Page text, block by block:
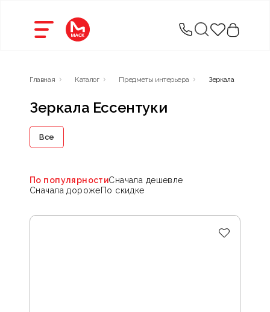
Главная Каталог Предметы интерьера Зеркала
Зеркала Ессентуки
Все
По популярностиСначала дешевле
Сначала дорожеПо скидке